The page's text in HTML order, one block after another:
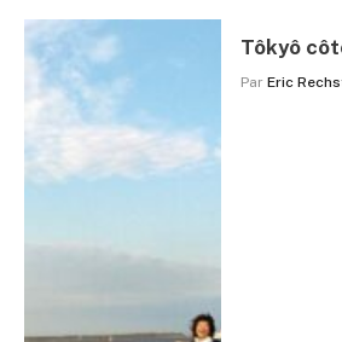
Tôkyô
Par Eric